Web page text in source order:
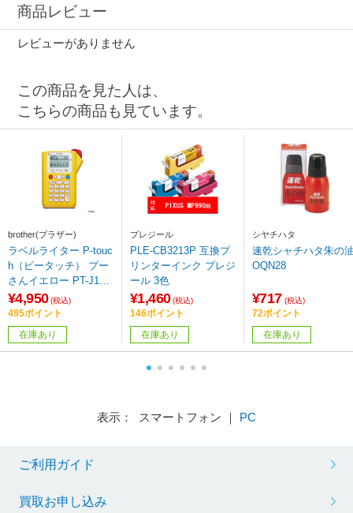
商品レビュー
レビューがありません
この商品を見た人は、
こちらの商品も見ています。
brother(ブラザー)
ラベルライター P-touc
h（ピータッチ） プー
さんイエロー PT-J100
PHY 【864】
¥4,950 (税込)
495ポイント
在庫あり
プレジール
PLE-CB3213P 互換プ
リンターインク プレジ
ール 3色
¥1,460 (税込)
146ポイント
在庫あり
シヤチハタ
速乾シャチハタ朱の
OQN28
¥717 (税込)
72ポイント
在庫あり
表示： スマートフォン ｜ PC
ご利用ガイド
買取お申し込み